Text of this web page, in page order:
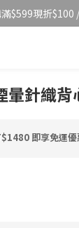
$599現折$100
暈針織
即享免運優